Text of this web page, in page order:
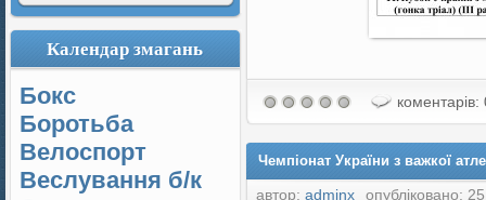
Календар змагань
Бокс
Боротьба
Велоспорт
Веслування б/к
коментарів:
Чемпіонат України з важкої
автор: adminx опубліковано: